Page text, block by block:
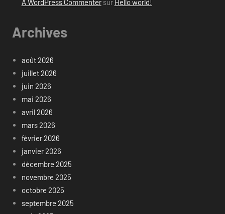
A WordPress Commentersur Hello world!
Archives
août 2026
juillet 2026
juin 2026
mai 2026
avril 2026
mars 2026
février 2026
janvier 2026
décembre 2025
novembre 2025
octobre 2025
septembre 2025